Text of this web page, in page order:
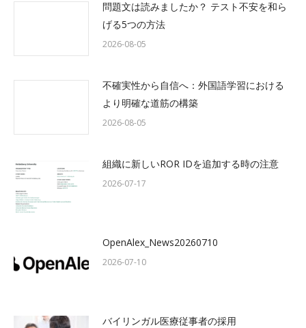
問題文は読みましたか？ テスト不安を和ら
げる5つの方法
2026-08-05
不確実性から自信へ：外国語学習における
より明確な道筋の構築
2026-08-05
組織に新しいROR IDを追加する時の注意
2026-07-17
OpenAlex_News20260710
2026-07-10
バイリンガル医療従事者の採用